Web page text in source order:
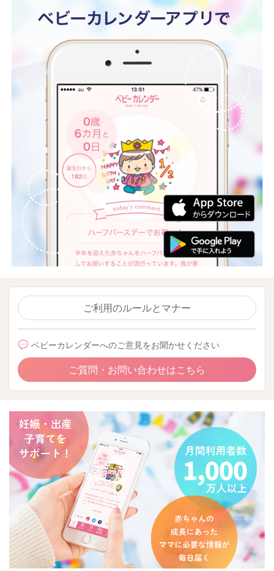
ご利用のルールとマナー
ベビーカレンダーへのご意見をお聞かせください
ご質問・お問い合わせはこちら